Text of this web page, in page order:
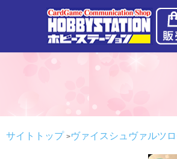
サイトトップ ヴァイスシュヴァルツ